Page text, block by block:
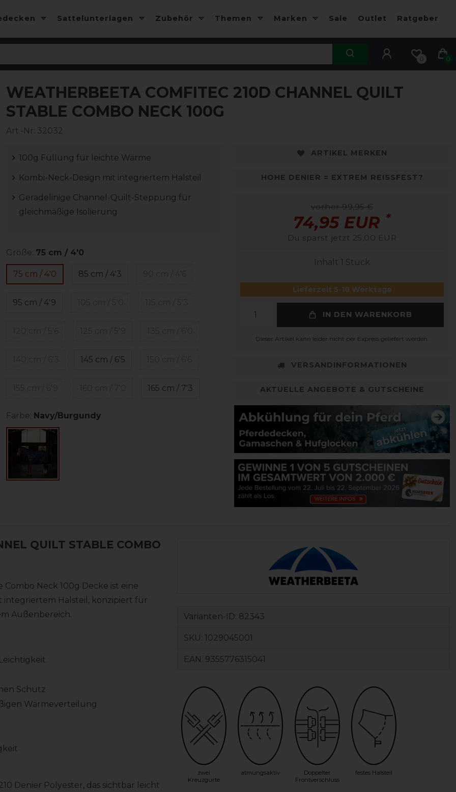
Sattelunterlagen Zubehör Themen Marken Sale Outlet Ratgeber
0 0
WEATHERBEETA COMFITEC 210D CHANNEL QUILT
STABLE COMBO NECK 100G
Art.-Nr: 32032
100g Füllung für leichte Wärme
Kombi-Neck-Design mit integriertem Halsteil
Geradelinige Channel-Quilt-Steppung für
gleichmäßige Isolierung
Größe: 75 cm / 4'0
75 cm / 4'0 85 cm / 4'3
95 cm / 4'9
145 cm / 6'5
165 cm / 7'3
Farbe: Navy/Burgundy
ARTIKEL MERKEN
HOHE DENIER = EXTREM REISSFEST?
vorher 99,95 €
74,95 EUR *
Du sparst jetzt 25,00 EUR
Inhalt 1 Stück
Lieferzeit 5-10 Werktage
IN DEN WARENKORB
Dieser Artikel kann leider nicht per Express geliefert werden.
VERSANDINFORMATIONEN
AKTUELLE ANGEBOTE & GUTSCHEINE
QUILT STABLE COMBO
Neck 100g Decke ist eine
Halsteil, konzipiert für
Außenbereich.
Schutz
Wärmeverteilung
Denier Polyester, das sichtbar leicht
Varianten-ID: 82343
SKU: 1029045001
EAN: 9355776315041
zwei
Kreuzgurte
atmungsaktiv
Doppelter
Frontverschluss
festes Halsteil